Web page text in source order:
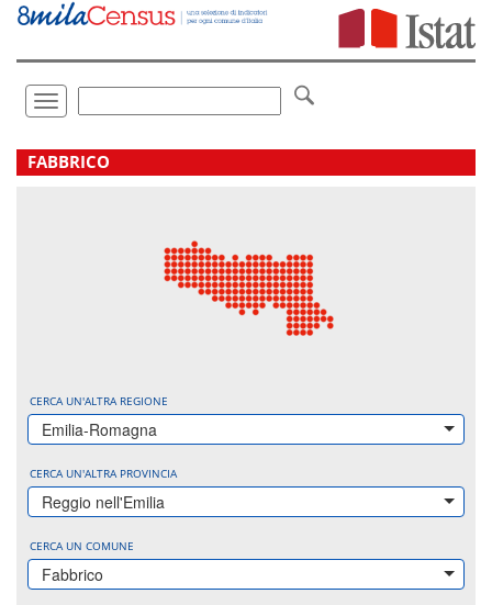
Vai
direttamente
Toggle
navigation
.
FABBRICO
CERCA UN'ALTRA REGIONE
Emilia-Romagna
CERCA UN'ALTRA PROVINCIA
Reggio nell'Emilia
CERCA UN COMUNE
Fabbrico